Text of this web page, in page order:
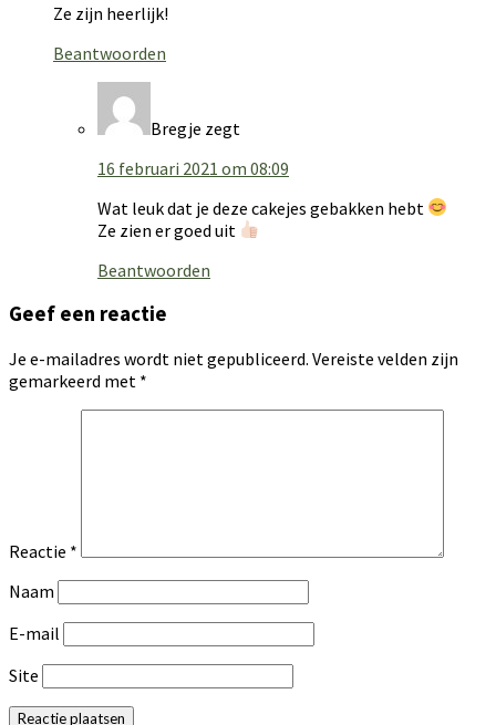
Ze zijn heerlijk!
Beantwoorden
Bregje zegt
16 februari 2021 om 08:09
Wat leuk dat je deze cakejes gebakken hebt
Ze zien er goed uit
Beantwoorden
Geef een reactie
Je e-mailadres wordt niet gepubliceerd. Vereiste velden zijn
gemarkeerd met *
Reactie *
Naam
E-mail
Site